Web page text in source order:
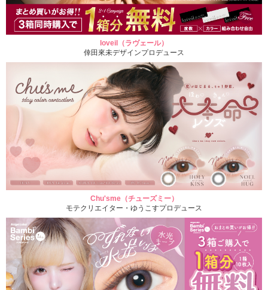
loveil（ラヴェール）
倖田來未デザインプロデュース
Chu'sme（チューズミー）
モテクリエイター・ゆうこすプロデュース